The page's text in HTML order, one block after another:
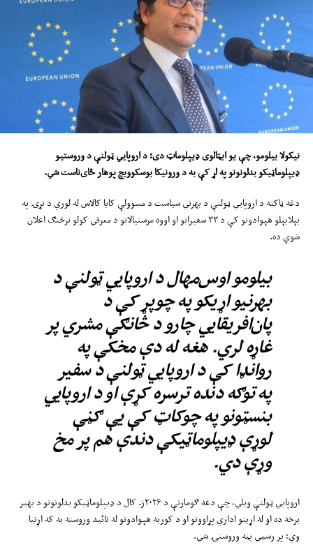
نیکولا بیلومو، چې یو ایټالوی ډیپلوماټدی؛د اروپايي ټولنې د وروستیو
ډیپلوماټیکو بدلونونو په لړ کې به د ورونیکا بوسکوویچ پوهار ځای‌ناستشي.
دغه ټاکنه د اروپايي ټولنې د بهرني سیاست د مسوولې کایا کالاس له لوري د نړۍ په
بېلابېلو هېوادونو کې د ۳۳ سفیرانو او اووه مرستیالانو د معرفي کولو ترڅنګ اعلان
شوې ده.
بیلومو اوس‌مهال د اروپايي ټولنې د
بهرنیو اړیکو په چوپړ کې د
پان‌افریقايي چارو د څانګې مشري پر
غاړه لري. هغه له دې مخکې په
روانډا کې د اروپايي ټولنې د سفیر
په توګه دنده ترسره کړې او د اروپايي
بنسټونو په چوکاټ کې یې ګڼې
لوړې ډیپلوماټیکې دندې هم پر مخ
وړې دي.
اروپايي ټولنې ویلي، چې دغه ګومارنې د ۲۰۲۶ز. کال د ډیپلوماټیکو بدلونونو د بهیر
برخه ده او له اړینو اداري پړاوونو او د کوربه هېوادونو له تائید وروسته به که اړتیا
وي؛ پر رسمي بڼه وروستۍ شي.